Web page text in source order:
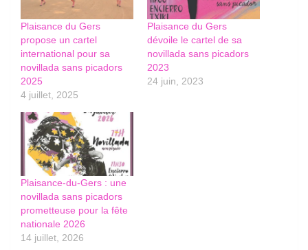
Plaisance du Gers
propose un cartel
international pour sa
novillada sans picadors
2025
4 juillet, 2025
Plaisance du Gers
dévoile le cartel de sa
novillada sans picadors
2023
24 juin, 2023
Plaisance-du-Gers : une
novillada sans picadors
prometteuse pour la fête
nationale 2026
14 juillet, 2026